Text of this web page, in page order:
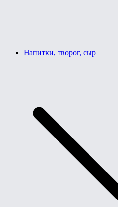
Напитки, творог, сыр